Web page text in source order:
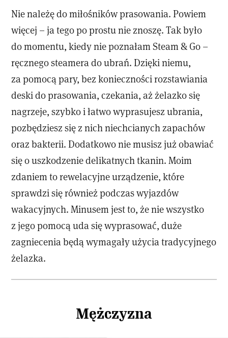
Nie należę do miłośników prasowania. Powiem
więcej – ja tego po prostu nie znoszę. Tak było
do momentu, kiedy nie poznałam Steam & Go –
ręcznego steamera do ubrań. Dzięki niemu,
za pomocą pary, bez konieczności rozstawiania
deski do prasowania, czekania, aż żelazko się
nagrzeje, szybko i łatwo wyprasujesz ubrania,
pozbędziesz się z nich niechcianych zapachów
oraz bakterii. Dodatkowo nie musisz już obawiać
się o uszkodzenie delikatnych tkanin. Moim
zdaniem to rewelacyjne urządzenie, które
sprawdzi się również podczas wyjazdów
wakacyjnych. Minusem jest to, że nie wszystko
z jego pomocą uda się wyprasować, duże
zagniecenia będą wymagały użycia tradycyjnego
żelazka.
Mężczyzna